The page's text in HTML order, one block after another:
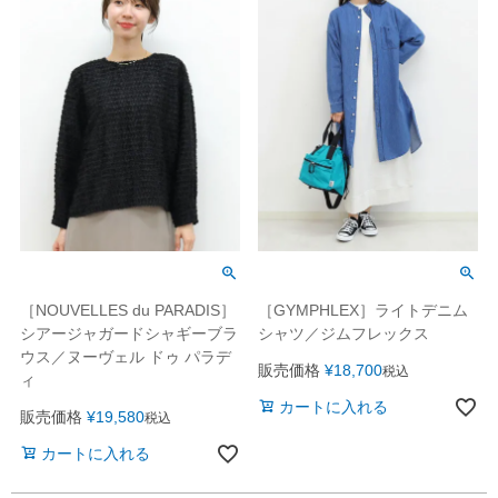
［NOUVELLES du PARADIS］
シアージャガードシャギーブラ
ウス／ヌーヴェル ドゥ パラデ
ィ
販売価格 ¥19,580税込
カートに入れる
［GYMPHLEX］ライトデニム
シャツ／ジムフレックス
販売価格 ¥18,700税込
カートに入れる